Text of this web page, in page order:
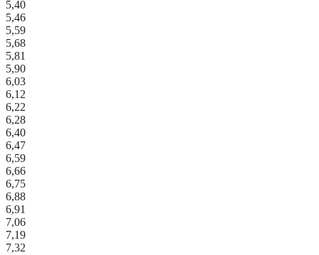
5,40
5,46
5,59
5,68
5,81
5,90
6,03
6,12
6,22
6,28
6,40
6,47
6,59
6,66
6,75
6,88
6,91
7,06
7,19
7,32